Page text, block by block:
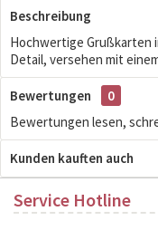
Beschreibung
Hochwertige Grußkarten
Detail, versehen mit
Bewertungen
0
Bewertungen lesen,
Kunden kauften auch
Service Hotline